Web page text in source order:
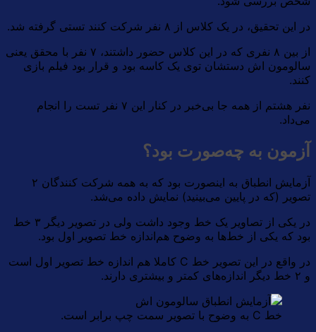
در این تحقیق، در یک کلاس از ۸ نفر شرکت کنند تستی گرفته شد.
از بین ۸ نفری که در این کلاس حضور داشتند، ۷ نفر با محقق یعنی
سالومون اش دستشان توی یک کاسه بود و قرار بود فیلم بازی
کنند.
نفر هشتم از همه جا بی‌خبر در کنار این ۷ نفر تست را انجام
می‌داد.
آزمون به‌ چه‌صورت بود؟
آزمایش انطباق به اینصورت بود که به همه شرکت کنندگان ۲
تصویر (که در پایین می‌بینید) نمایش داده می‌شد.
در یکی از تصاویر یک خط وجود داشت ولی در تصویر دیگر ۳ خط
بود که یکی از خط‌ها به وضوح هم‌اندازه خط تصویر اول بود.
در واقع در این تصویر خط C کاملا هم اندازه خط تصویر اول است
و ۲ خط دیگر اندازه‌های کمتر و بیشتری دارند.
خط C به وضوح با تصویر سمت چپ برابر است.